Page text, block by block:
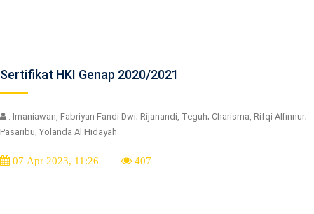
Sertifikat HKI Genap 2020/2021
: Imaniawan, Fabriyan Fandi Dwi; Rijanandi, Teguh; Charisma, Rifqi Alfinnur;
Pasaribu, Yolanda Al Hidayah
07 Apr 2023, 11:26 407